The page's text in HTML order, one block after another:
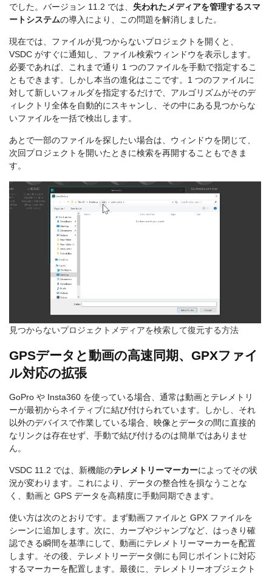
でした。バージョン 11.2 では、 失われたメディアを管理するスマ
ートシステムの導入により、この問題を解消しました。
現在では、ファイルが見つからないプロジェクトを開くと、
VSDC がすぐに通知し、ファイル検索ウィンドウを表示します。
必要であれば、これまで通り 1 つのファイルを手動で指定するこ
ともできます。しかし本当の進化はここです。1 つのファイルに
対して新しいフォルダを指定するだけで、アルゴリズムがそのデ
ィレクトリ全体を自動的にスキャンし、その中にある見つからな
いファイルを一括で検出します。
あとで一部のファイルを探したい場合は、ウィンドウを閉じて、
次回プロジェクトを開いたときに検索を再開することもできま
す。
見つからないプロジェクトメディアを検索して復元する方法
GPSデータと動画の高速同期、GPXファイ
ル対応の拡張
GoPro や Insta360 を使っている場合、通常は動画とテレメトリ
ーが最初からネイティブに結び付けられています。しかし、それ
以外のデバイスで作業している場合、映像とデータの間に直接的
なリンクは存在せず、手動で結び付けるのは簡単ではありませ
ん。
VSDC 11.2 では、新機能のテレメトリーマーカーによってその状
況が変わります。これにより、データの整合性を損なうことな
く、動画と GPS データを高精度に手動同期できます。
使い方は次のとおりです。まず動画ファイルと GPX ファイルを
シーンに追加します。次に、カーブやジャンプなど、はっきり確
認できる瞬間を基準にして、動画にテレメトリーマーカーを配置
します。その後、テレメトリーデータ側にも同じポイントに対応
するマーカーを配置します。最後に、テレメトリーオブジェクト